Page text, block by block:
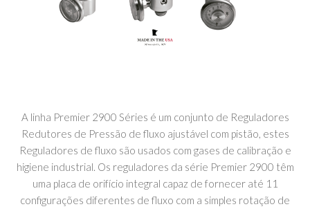
A linha Premier 2900 Séries é um conjunto de Reguladores
Redutores de Pressão de fluxo ajustável com pistão, estes
Reguladores de fluxo são usados com gases de calibração e
higiene industrial. Os reguladores da série Premier 2900 têm
uma placa de orifício integral capaz de fornecer até 11
configurações diferentes de fluxo com a simples rotação de